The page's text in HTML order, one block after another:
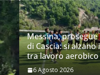
Messina,
di Cascia: si
tra lavoro aerobico
6 Agosto 2026